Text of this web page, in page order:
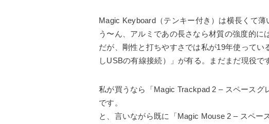
Magic Keyboard（テンキー付き）は横長くて薄
う〜ん、アルミであの長さなら材質の強度的
だが、剛性と打ちやすさでは私が19年使って
しUSBの有線接続）」が有る。まだまだ現役で
私が買うなら「Magic Trackpad 2 – スペースグ
です。
と、言いながら既に「Magic Mouse 2 – スペー